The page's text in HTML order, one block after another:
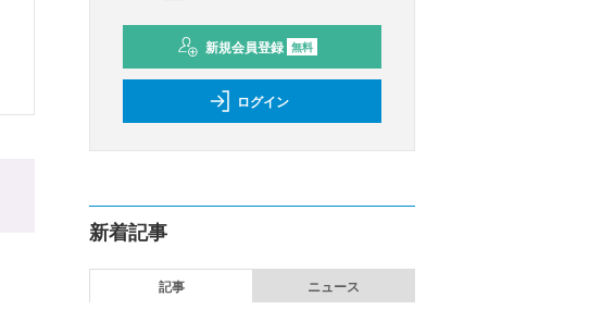
新規会員登録 無料
ログイン
新着記事
記事 ニュース